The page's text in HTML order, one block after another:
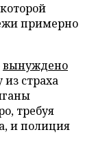
примерно
вынуждено
из страха
требуя
и полиция